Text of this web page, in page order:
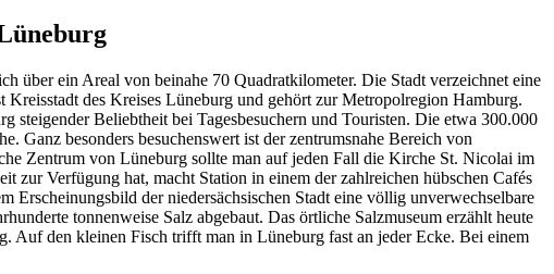
über ein Areal von beinahe 70 Quadratkilometer. Die Stadt verzeichnet eine
des Kreises Lüneburg und gehört zur Metropolregion Hamburg.
steigender Beliebtheit bei Tagesbesuchern und Touristen. Die etwa 300.000
Ganz besonders besuchenswert ist der zentrumsnahe Bereich von
Zentrum von Lüneburg sollte man auf jeden Fall die Kirche St. Nicolai im
zur Verfügung hat, macht Station in einem der zahlreichen hübschen Cafés
der niedersächsischen Stadt eine völlig unverwechselbare
tonnenweise Salz abgebaut. Das örtliche Salzmuseum erzählt heute
Auf den kleinen Fisch trifft man in Lüneburg fast an jeder Ecke. Bei einem